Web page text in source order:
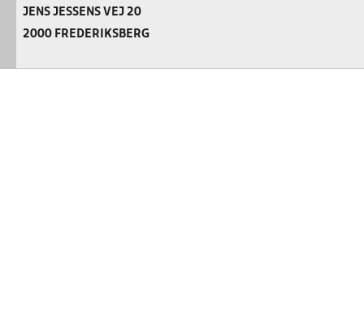
JENS JESSENS VEJ 20
2000 FREDERIKSBERG